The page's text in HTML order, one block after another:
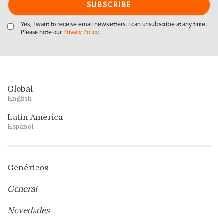
Yes, I want to receive email newsletters. I can unsubscribe at any time.
Please note our Privacy Policy.
Global
English
Latin America
Español
Genéricos
General
Novedades